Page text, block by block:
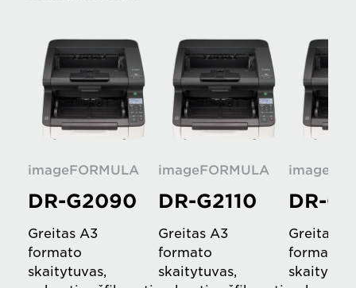
imageFORMULA
DR-G2090
Greitas A3
formato
skaitytuvas,
imageFORMULA
DR-G2110
Greitas A3
formato
skaitytuvas,
DR-
Greitas
formato